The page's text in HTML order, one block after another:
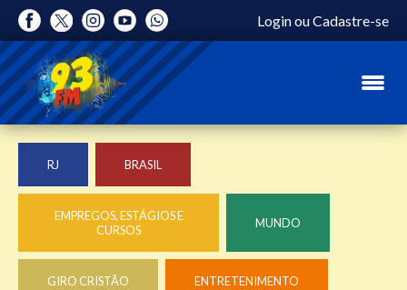
LoginouCadastre-se
RJ BRASIL
EMPREGOS, ESTÁGIOS E
CURSOS
MUNDO
GIRO CRISTÃO ENTRETENIMENTO